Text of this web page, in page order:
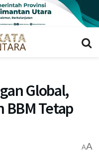
Global,
BBM Tetap
AA